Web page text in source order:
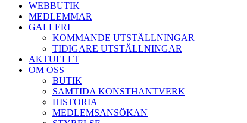
WEBBUTIK
MEDLEMMAR
GALLERI
KOMMANDE UTSTÄLLNINGAR
TIDIGARE UTSTÄLLNINGAR
AKTUELLT
OM OSS
BUTIK
SAMTIDA KONSTHANTVERK
HISTORIA
MEDLEMSANSÖKAN